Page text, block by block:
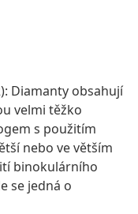
Diamanty obsahují
velmi těžko
s použitím
nebo ve větším
binokulárního
se jedná o